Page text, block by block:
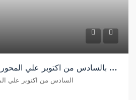
عياده للبيع بالسادس من اكتوبر علي المحور المركزي الحي الثالث
السادس من اكتوبر علي